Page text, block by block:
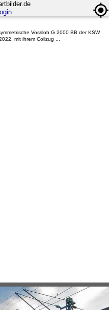
Vossloh G 2000 BB der KSW
mit ihrem Coilzug ...